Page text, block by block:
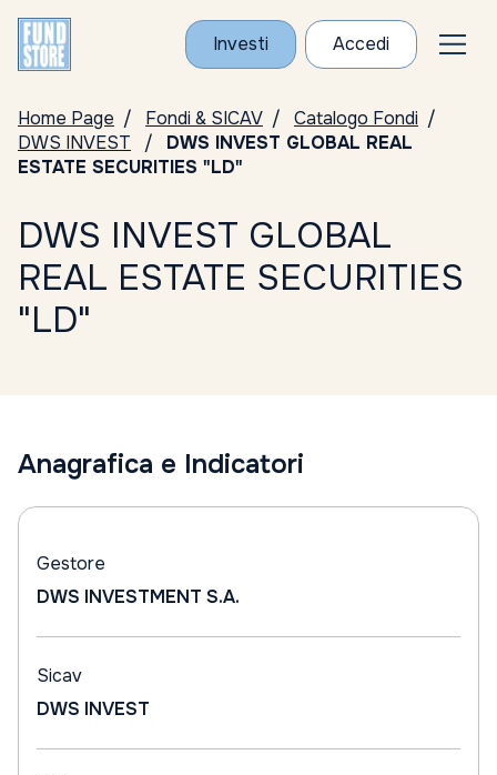
Investi Accedi
Home Page Fondi & SICAV
Catalogo Fondi
DWS INVEST
DWS INVEST GLOBAL REAL
ESTATE SECURITIES "LD"
DWS INVEST GLOBAL
REAL ESTATE SECURITIES
"LD"
Anagrafica e Indicatori
Gestore
DWS INVESTMENT S.A.
Sicav
DWS INVEST